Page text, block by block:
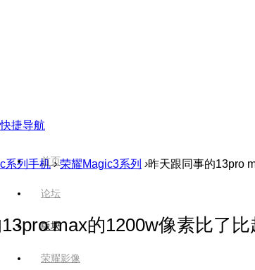
快捷导航
首页
论坛
版块
荣耀影像
系列手机 › 荣耀Magic3系列 ›昨天跟同事的13pro
max的1200w像素比了